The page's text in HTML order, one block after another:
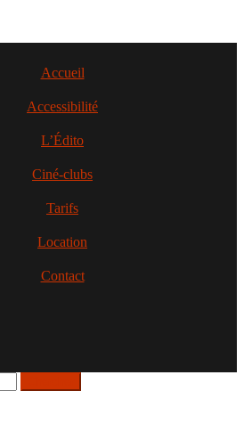
Accueil
Accessibilité
L’Édito
Ciné-clubs
Tarifs
Location
Contact